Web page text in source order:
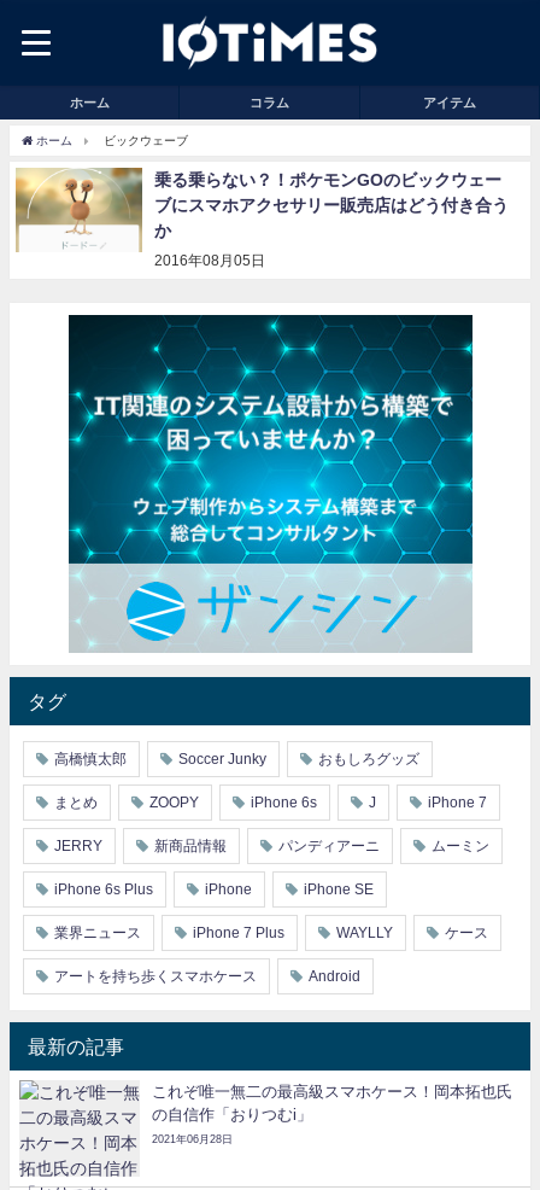
ホーム コラム アイテム
ホーム ビックウェーブ
乗る乗らない？！ポケモンGOのビックウェー
ブにスマホアクセサリー販売店はどう付き合う
か
2016年08月05日
タグ
高橋慎太郎 Soccer Junky おもしろグッズ
まとめ ZOOPY iPhone 6s J iPhone 7
JERRY 新商品情報 パンディアーニ ムーミン
iPhone 6s Plus iPhone iPhone SE
業界ニュース iPhone 7 Plus WAYLLY ケース
アートを持ち歩くスマホケース Android
最新の記事
これぞ唯一無二の最高級スマホケース！岡本拓也氏
の自信作「おりつむi」
2021年06月28日